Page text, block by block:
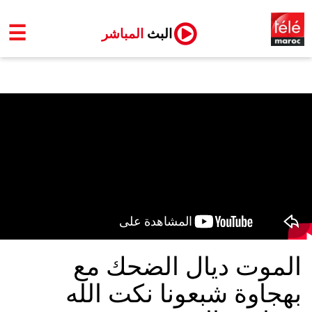
☰ البث المباشر
الموت ديال الضحك مع
بهجاوة شبعونا نكت الله